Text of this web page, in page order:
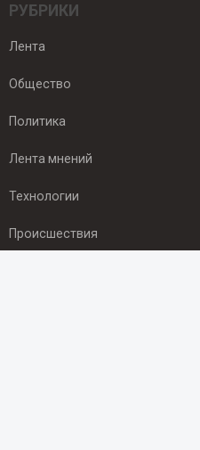
РУБРИКИ
Лента
Общество
Политика
Лента мнений
Технологии
Происшествия